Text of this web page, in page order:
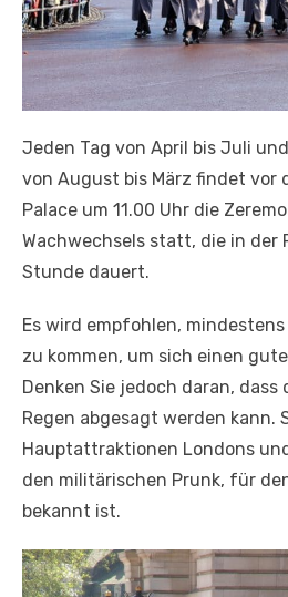
Jeden Tag von April bis Juli
von August bis März findet vor
Palace um 11.00 Uhr die
Wachwechsels statt, die in der
Stunde dauert.
Es wird empfohlen,
zu kommen, um sich einen
Denken Sie jedoch daran,
Regen abgesagt werden kann.
Hauptattraktionen Londons
den militärischen Prunk, für
bekannt ist.